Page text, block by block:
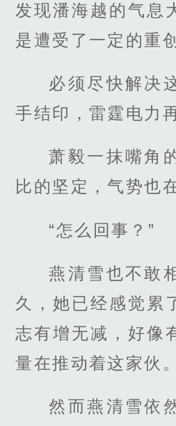
发现潘海越的气息
是遭受了一定的重创
必须尽快解决
手结印，雷霆电力
萧毅一抹嘴角
比的坚定，气势也
“怎么回事？”
燕清雪也不敢
久，她已经感觉累
志有增无减，好像
量在推动着这家伙。
然而燕清雪依